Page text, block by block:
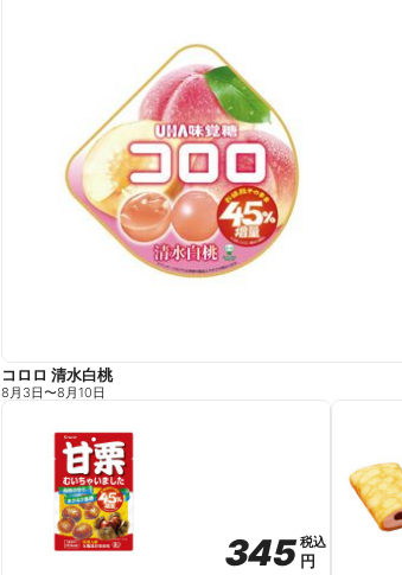
コロロ 清水白桃
8月3日〜8月10日
345
345税込
税込
円
円